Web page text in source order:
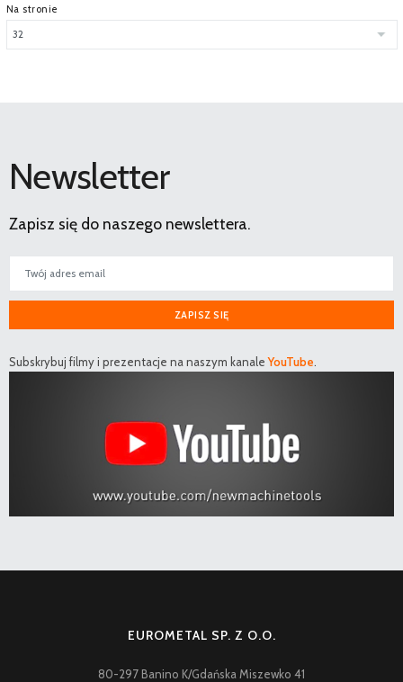
Na stronie
Newsletter
Zapisz się do naszego newslettera.
ZAPISZ SIĘ
Subskrybuj filmy i prezentacje na naszym kanaleYouTube
EUROMETAL SP. Z O.O.
80-297 Banino K/Gdańska Miszewko 41